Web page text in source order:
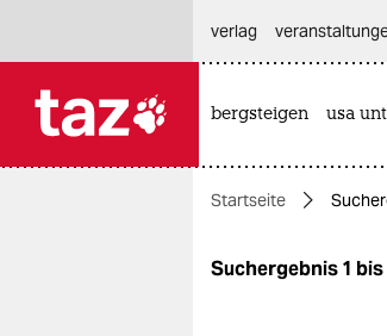
themen
politik
verlag
bergsteigen usa
Startseite
Suchergebnis 1 bis